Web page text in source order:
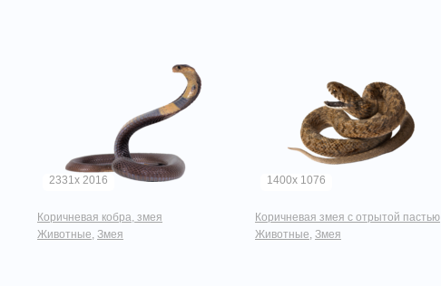
2331x 2016
Коричневая кобра, змея
Животные, Змея
1400x 1076
Коричневая змея с отрытой пастью
Животные, Змея